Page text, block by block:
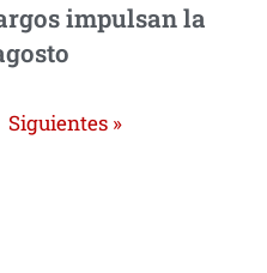
impulsan la
Siguientes »